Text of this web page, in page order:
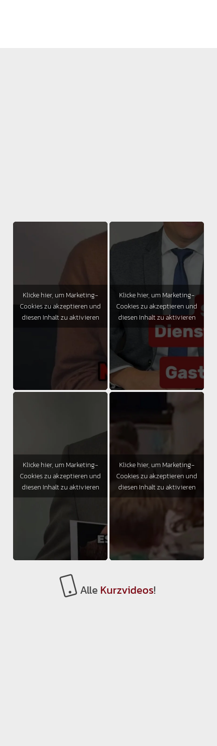
Klicke hier, um Marketing-
Cookies zu akzeptieren und
diesen Inhalt zu aktivieren
Klicke hier, um Marketing-
Cookies zu akzeptieren und
diesen Inhalt zu aktivieren
Klicke hier, um Marketing-
Cookies zu akzeptieren und
diesen Inhalt zu aktivieren
Klicke hier, um Marketing-
Cookies zu akzeptieren und
diesen Inhalt zu aktivieren
Alle Kurzvideos!